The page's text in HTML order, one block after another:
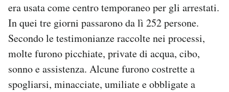
era usata come centro temporaneo per gli arrestati.
In quei tre giorni passarono da lì 252 persone.
Secondo le testimonianze raccolte nei processi,
molte furono picchiate, private di acqua, cibo,
sonno e assistenza. Alcune furono costrette a
spogliarsi, minacciate, umiliate e obbligate a